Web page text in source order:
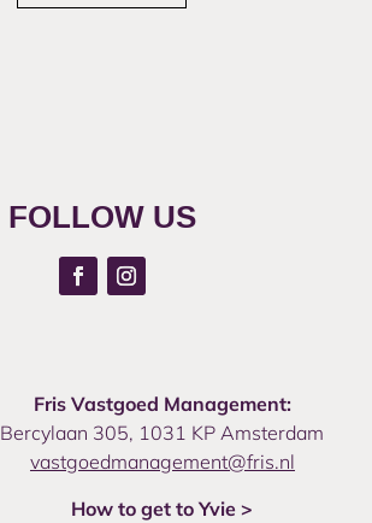
FOLLOW US
Fris Vastgoed Management:
Bercylaan 305, 1031 KP Amsterdam
vastgoedmanagement@fris.nl
How to get to Yvie >